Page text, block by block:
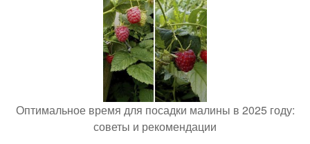
Оптимальное время для посадки малины в 2025 году:
советы и рекомендации